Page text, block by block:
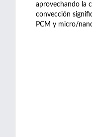
aprovechando la
convección
PCM y micro/